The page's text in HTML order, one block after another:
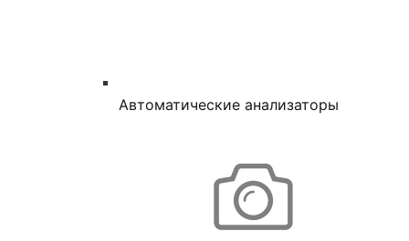
Автоматические анализаторы